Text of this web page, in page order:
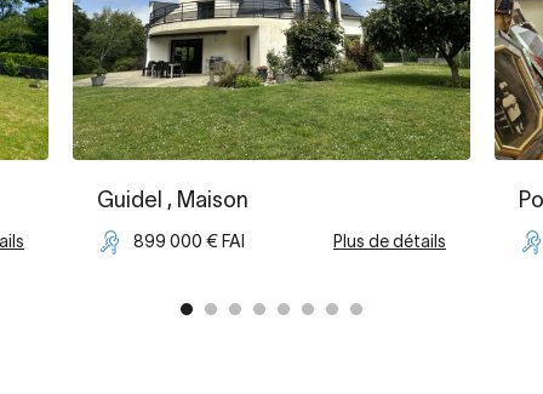
Guidel , Maison
899 000 € FAI Plus de détails